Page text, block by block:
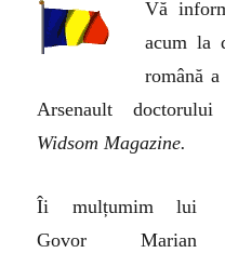
Vă
acum la
română
Arsenault
Widsom Magazine.
Îi mulțumim lui
Govor Marian